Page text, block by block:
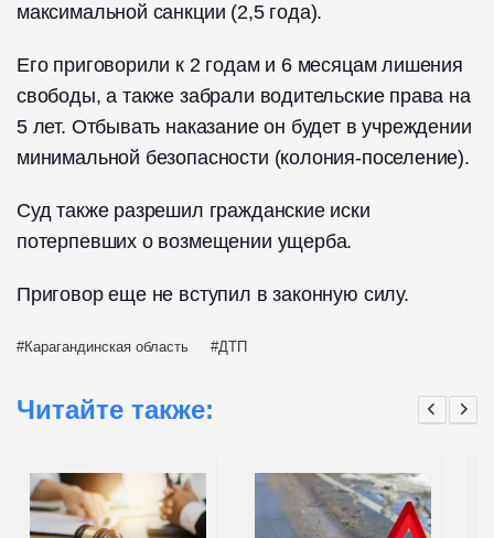
максимальной санкции (2,5 года).
Его приговорили к 2 годам и 6 месяцам лишения
свободы, а также забрали водительские права на
5 лет. Отбывать наказание он будет в учреждении
минимальной безопасности (колония-поселение).
Суд также разрешил гражданские иски
потерпевших о возмещении ущерба.
Приговор еще не вступил в законную силу.
Карагандинская область ДТП
Читайте также: